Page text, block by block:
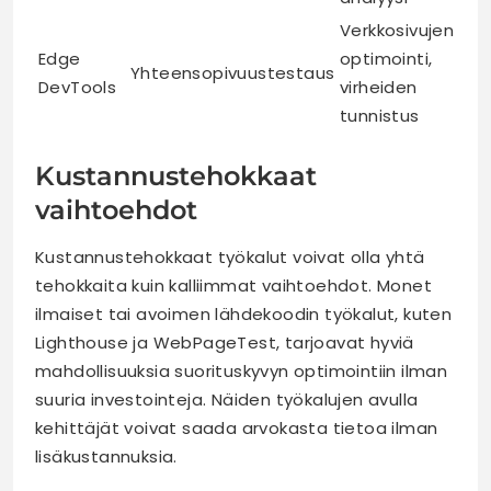
Edge
DevTools
Yhteensopivuustestaus
Verkkosivujen
optimointi,
virheiden
tunnistus
Kustannustehokkaat
vaihtoehdot
Kustannustehokkaat työkalut voivat olla yhtä
tehokkaita kuin kalliimmat vaihtoehdot. Monet
ilmaiset tai avoimen lähdekoodin työkalut, kuten
Lighthouse ja WebPageTest, tarjoavat hyviä
mahdollisuuksia suorituskyvyn optimointiin ilman
suuria investointeja. Näiden työkalujen avulla
kehittäjät voivat saada arvokasta tietoa ilman
lisäkustannuksia.